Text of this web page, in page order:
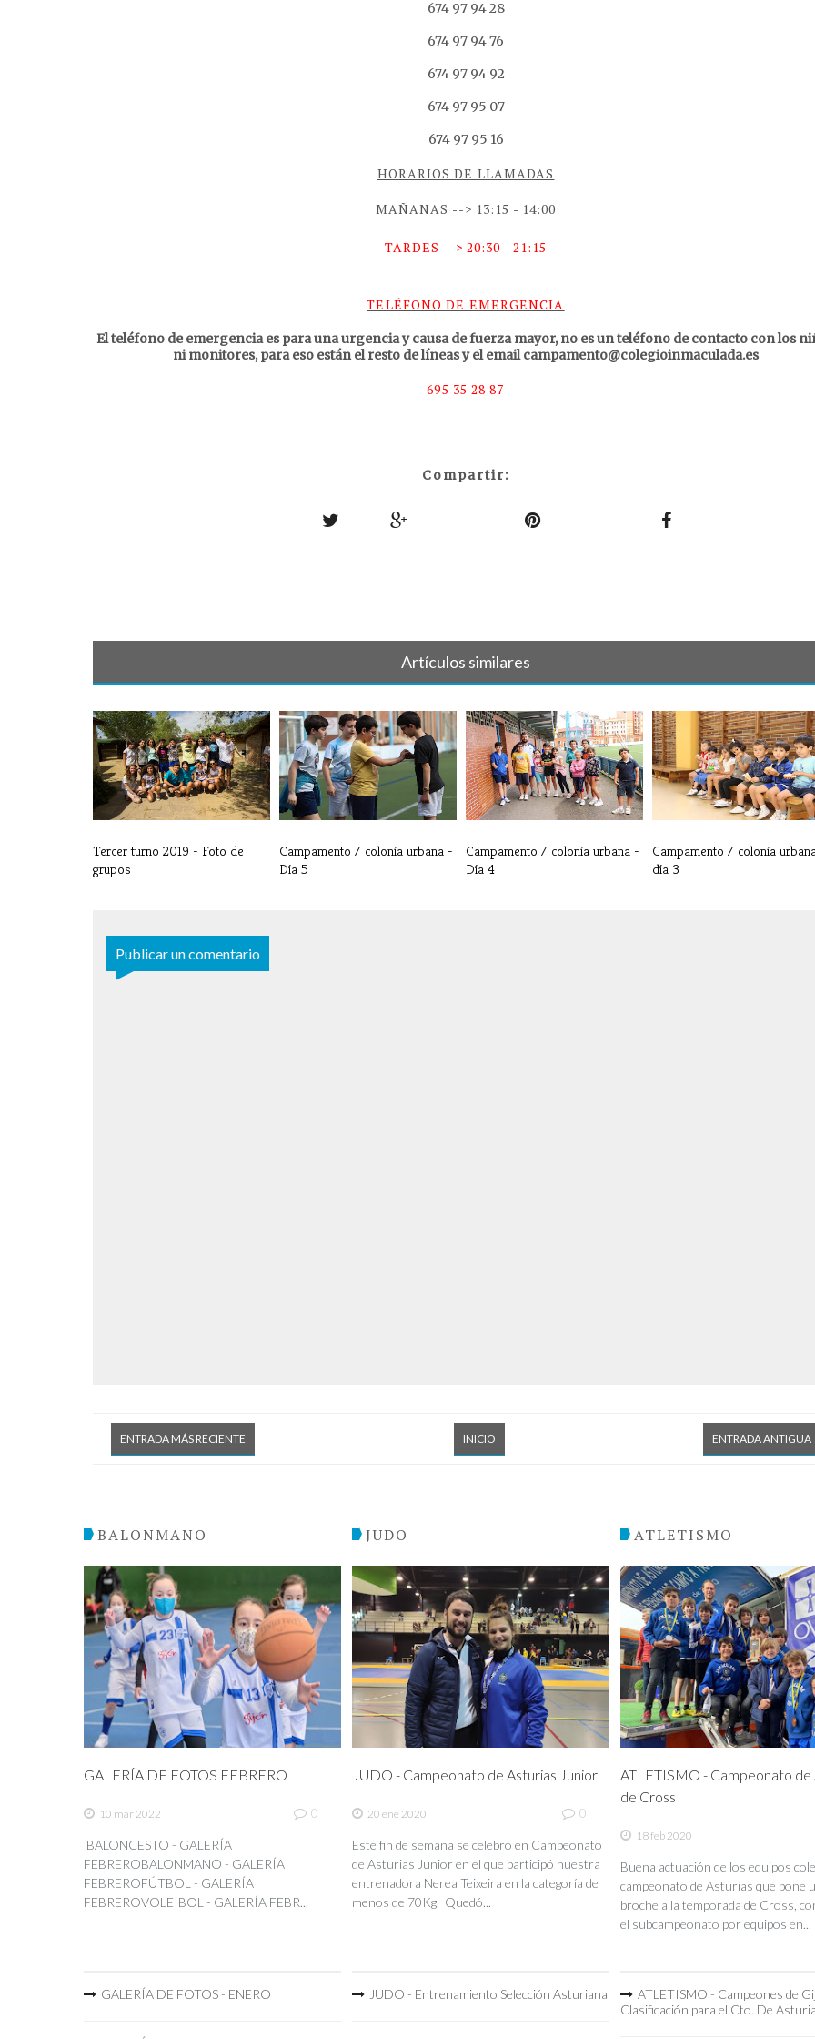
674 97 94 28
674 97 94 76
674 97 94 92
674 97 95 07
674 97 95 16
HORARIOS DE LLAMADAS
MAÑANAS --> 13:15 - 14:00
TARDES --> 20:30 - 21:15
TELÉFONO DE EMERGENCIA
El teléfono de emergencia es para una urgencia y causa de fuerza mayor, no es un teléfono de contacto con los
ni monitores, para eso están el resto de líneas y el email campamento@colegioinmaculada.es
695 35 28 87
Compartir:
Artículos similares
Tercer turno 2019 - Foto de
grupos
Campamento / colonia urbana -
Día 5
Campamento / colonia urbana -
Día 4
Campamento / colonia
día 3
Publicar un comentario
ENTRADA MÁS RECIENTE ENTRADA ANTIGUA
INICIO
BALONMANO
GALERÍA DE FOTOS FEBRERO
10 mar 2022 0
BALONCESTO - GALERÍA
FEBREROBALONMANO - GALERÍA
FEBREROFÚTBOL - GALERÍA
FEBREROVOLEIBOL - GALERÍA FEBR...
GALERÍA DE FOTOS - ENERO
JUDO
JUDO - Campeonato de Asturias Junior
20 ene 2020 0
Este fin de semana se celebró en Campeonato
de Asturias Junior en el que participó nuestra
entrenadora Nerea Teixeira en la categoría de
menos de 70Kg. Quedó...
JUDO - Entrenamiento Selección Asturiana
ATLETISMO
ATLETISMO - Campeonato de
de Cross
18 feb 2020
Buena actuación de los equipos
campeonato de Asturias que pone
broche a la temporada de Cross,
el subcampeonato por equipos en...
ATLETISMO - Campeones de
Clasificación para el Cto. De